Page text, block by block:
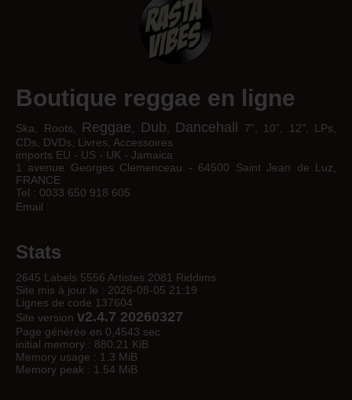
Boutique reggae en ligne
Ska, Roots, Reggae Dub Dancehall
7", 10", 12", LPs,
CDs, DVDs, Livres, Accessoires
imports EU - US - UK - Jamaica
1 avenue Georges Clemenceau - 64500 Saint Jean de Luz,
FRANCE
Tel : 0033 650 918 605
Email :
Stats
2645 Labels 5556 Artistes 2081 Riddims
Site mis à jour le : 2026-08-05 21:19
Lignes de code 137604
Site version v2.4.7 20260327
Page générée en 0,4543 sec
initial memory : 880.21 KiB
Memory usage : 1.3 MiB
Memory peak : 1.54 MiB